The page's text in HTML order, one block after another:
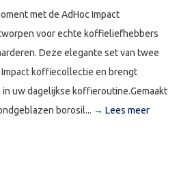
met de AdHoc Impact
voor echte koffieliefhebbers
Deze elegante set van twee
koffiecollectie en brengt
uw dagelijkse koffieroutine.Gemaakt
borosil... → Lees meer